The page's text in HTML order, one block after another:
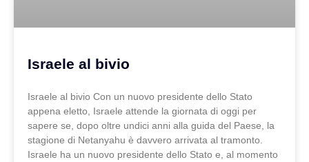
Israele al bivio
Israele al bivio Con un nuovo presidente dello Stato
appena eletto, Israele attende la giornata di oggi per
sapere se, dopo oltre undici anni alla guida del Paese, la
stagione di Netanyahu è davvero arrivata al tramonto.
Israele ha un nuovo presidente dello Stato e, al momento